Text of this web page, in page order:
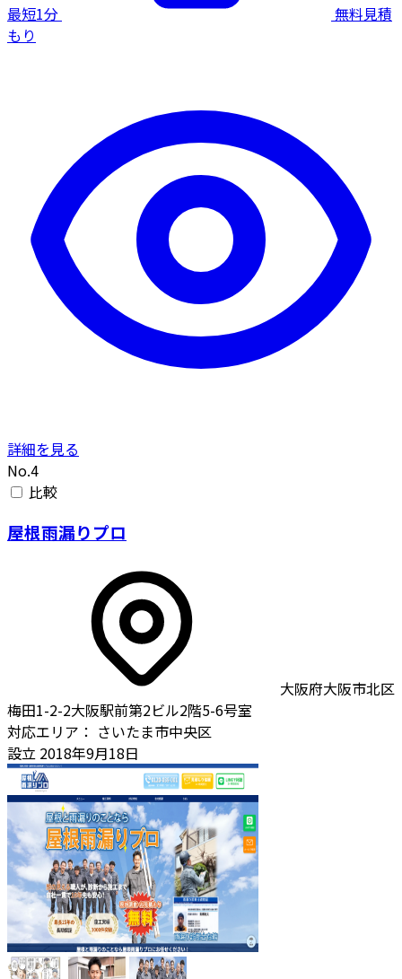
最短1分
無料見積
もり
詳細を見る
No.4
比較
屋根雨漏りプロ
大阪府大阪市北区
梅田1-2-2大阪駅前第2ビル2階5-6号室
対応エリア： さいたま市中央区
設立 2018年9月18日